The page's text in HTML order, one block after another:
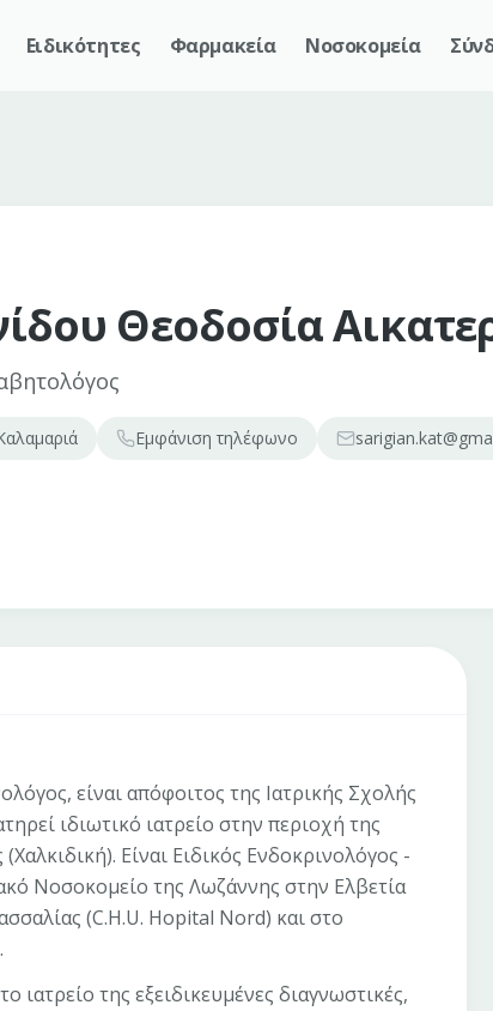
Ειδικότητες Φαρμακεία Νοσοκομεία
Θεοδοσία
Εμφάνιση τηλέφωνο
είναι απόφοιτος της Ιατρικής Σχολής
ιδιωτικό ιατρείο στην περιοχή της
Είναι Ειδικός Ενδοκρινολόγος -
Νοσοκομείο της Λωζάννης στην Ελβετία
(C.H.U. Hopital Nord) και στο
ιατρείο της εξειδικευμένες διαγνωστικές,